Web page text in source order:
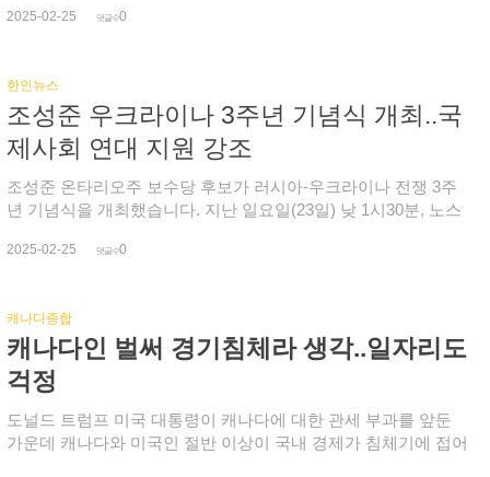
주로 비은행 자동차 대출에 의해 주도되는 가운데 포트 맥머리
재정 격차가 더 확대되는데다 미국 관세의 불확실성이 더해지는
만큼 부채와 경제성 등에 대한 균형 있는 접근 방식이 필요한 시
점이라고 강조했습니다.
답하지 않았습니다.
을 속여 이제는 중단해야 할 때라며 캐나다와 멕시코에 대한 관
을 배치한 이후 이주민과 압수된 마약이 크게 줄었는데도 트럼프
대통령이 이를 묻는 질문에 즉답을 피한 채 관세 부과를 발표하
자 연방정부도 미국에 즉시 반격할 것이라고 밝혔습니다. 국내
산업과 경제에 큰 혼란을 초래할 트럼프발 관세 전쟁이 점점 다
가오고 있습니다.
2025-02-25 댓글수0
한인뉴스
조성준 우크라이나 3주년 기념식 개최..국
제사회 연대 지원 강조
조성준 온타리오주 보수당 후보가 러시아-우크라이나 전쟁 3주
년 기념식을 개최했습니다. 지난 일요일(23일) 낮 1시30분, 노스
자유민주주의를 수호하기 위해 국제사회의 연대와 지원이 중요
지속적인 관심을 호소했습니다. 이날 기념식에 참석한 지역 사회
지도자들과 우크라이나인들은 우크라이나 출신 음악가들의 악
기 연주와 노래를 들으며 전쟁 희생자들을 기리고 평화를 기원했
습니다. 조 후보는 전쟁 발발 직후 각계 지도자들을 초청, 평화 기
원 기도회를 열고, 우크라이나 지원을 위한 모금 활동을 펼친 바
있습니다.
2025-02-25 댓글수0
캐나다종합
캐나다인 벌써 경기침체라 생각..일자리도
걱정
도널드 트럼프 미국 대통령이 캐나다에 대한 관세 부과를 앞둔
가운데 캐나다와 미국인 절반 이상이 국내 경제가 침체기에 접어